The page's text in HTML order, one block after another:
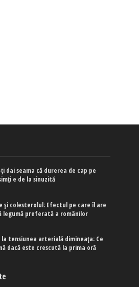
ți dai seama că durerea de cap pe
e de la sinuzită
și colesterolul: Efectul pe care îl are
legumă preferată a românilor
tensiunea arterială dimineața: Ce
dacă este crescută la prima oră